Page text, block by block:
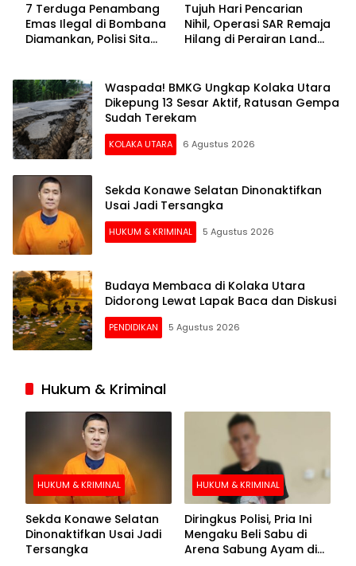
7 Terduga Penambang
Emas Ilegal di Bombana
Diamankan, Polisi Sita
Tujuh Hari Pencarian
Nihil, Operasi SAR Remaja
Hilang di Perairan Lande
Waspada! BMKG Ungkap Kolaka Utara
Dikepung 13 Sesar Aktif, Ratusan Gempa
Sudah Terekam
KOLAKA UTARA 6 Agustus 2026
Sekda Konawe Selatan Dinonaktifkan
Usai Jadi Tersangka
HUKUM & KRIMINAL 5 Agustus 2026
Budaya Membaca di Kolaka Utara
Didorong Lewat Lapak Baca dan Diskusi
PENDIDIKAN 5 Agustus 2026
Hukum & Kriminal
HUKUM & KRIMINAL
Sekda Konawe Selatan
Dinonaktifkan Usai Jadi
Tersangka
HUKUM & KRIMINAL
Diringkus Polisi, Pria Ini
Mengaku Beli Sabu di
Arena Sabung Ayam di